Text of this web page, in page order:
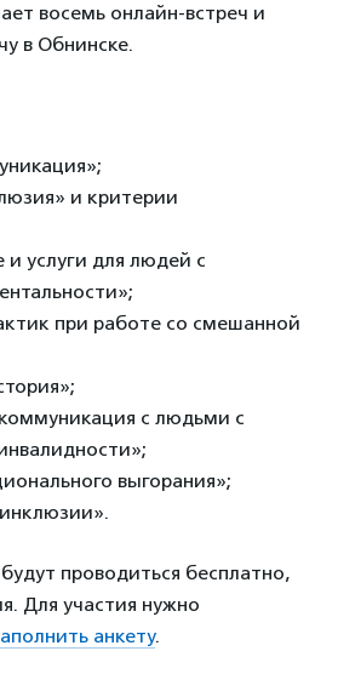
восемь онлайн-встреч и
в Обнинске.
и критерии
услуги для людей с
при работе со смешанной
с людьми с
выгорания»;
проводиться бесплатно,
Для участия нужно
анкету.